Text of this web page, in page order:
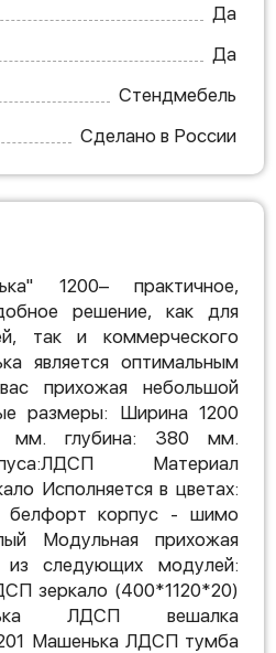
Да
Да
Стендмебель
Сделано в России
1200– практичное,
решение, как для
так и коммерческого
является оптимальным
прихожая небольшой
размеры: Ширина 1200
мм. глубина: 380 мм.
Материал
Исполняется в цветах:
белфорт корпус - шимо
Модульная прихожая
из следующих модулей:
зеркало (400*1120*20)
ЛДСП вешалка
Машенька ЛДСП тумба